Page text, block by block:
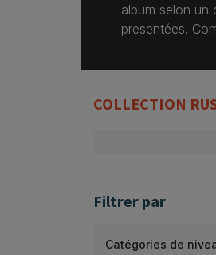
album selon un
presentées.
COLLECTION
Filtrer par
Catégories de